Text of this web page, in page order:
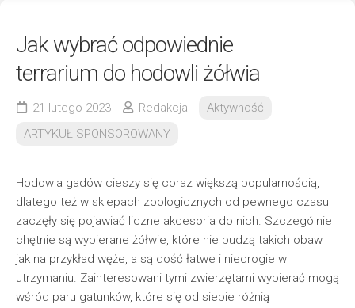
Jak wybrać odpowiednie
terrarium do hodowli żółwia
21 lutego 2023 Redakcja
Aktywność
ARTYKUŁ SPONSOROWANY
Hodowla gadów cieszy się coraz większą popularnością,
dlatego też w sklepach zoologicznych od pewnego czasu
zaczęły się pojawiać liczne akcesoria do nich. Szczególnie
chętnie są wybierane żółwie, które nie budzą takich obaw
jak na przykład węże, a są dość łatwe i niedrogie w
utrzymaniu. Zainteresowani tymi zwierzętami wybierać mogą
wśród paru gatunków, które się od siebie różnią